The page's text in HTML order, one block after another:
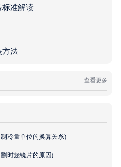
标准解读
方法
查看更多
冷量单位的换算关系)
时烧镜片的原因)